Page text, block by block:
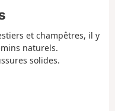
et champêtres, il y
naturels.
solides.